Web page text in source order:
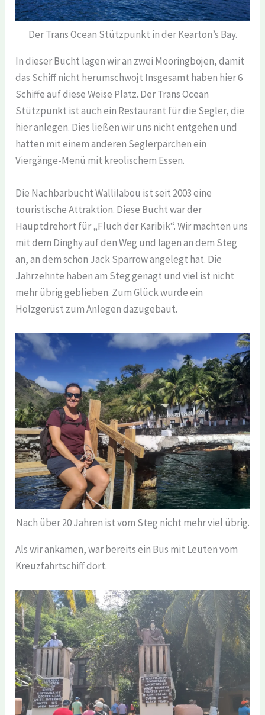
Der Trans Ocean Stützpunkt in der Kearton’s Bay.
In dieser Bucht lagen wir an zwei Mooringbojen, damit
das Schiff nicht herumschwojt Insgesamt haben hier 6
Schiffe auf diese Weise Platz. Der Trans Ocean
Stützpunkt ist auch ein Restaurant für die Segler, die
hier anlegen. Dies ließen wir uns nicht entgehen und
hatten mit einem anderen Seglerpärchen ein
Viergänge-Menü mit kreolischem Essen.
Die Nachbarbucht Wallilabou ist seit 2003 eine
touristische Attraktion. Diese Bucht war der
Hauptdrehort für „Fluch der Karibik“. Wir machten uns
mit dem Dinghy auf den Weg und lagen an dem Steg
an, an dem schon Jack Sparrow angelegt hat. Die
Jahrzehnte haben am Steg genagt und viel ist nicht
mehr übrig geblieben. Zum Glück wurde ein
Holzgerüst zum Anlegen dazugebaut.
Nach über 20 Jahren ist vom Steg nicht mehr viel übrig.
Als wir ankamen, war bereits ein Bus mit Leuten vom
Kreuzfahrtschiff dort.